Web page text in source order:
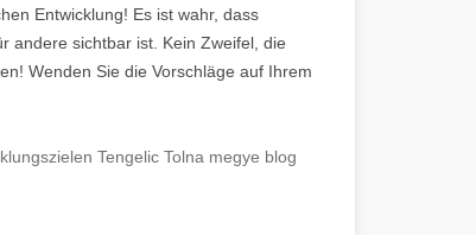
Entwicklung! Es ist wahr, dass
andere sichtbar ist. Kein Zweifel, die
Wenden Sie die Vorschläge auf Ihrem
Tengelic Tolna megye blog